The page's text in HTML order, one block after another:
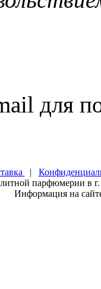
для
|
парфюмерии в
Информация на